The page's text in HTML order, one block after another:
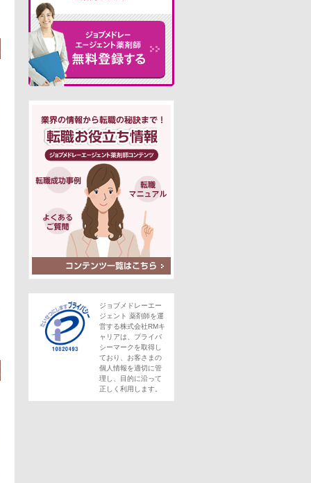
この求人にフォームで問い合わせる
ジョブメドレーエー
ジェント 薬剤師を運
営する株式会社RMキ
ャリアは、プライバ
シーマークを取得し
ており、お客さまの
個人情報を適切に管
理し、目的に沿って
正しく利用します。